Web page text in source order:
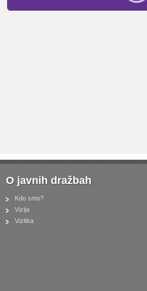
O javnih dražbah
Kdo smo?
Vizija
Vizitka